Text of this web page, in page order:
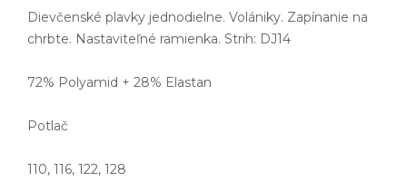
Dievčenské plavky jednodielne. Volániky. Zapínanie na
chrbte. Nastaviteľné ramienka. Strih: DJ14
72% Polyamid + 28% Elastan
Potlač
110, 116, 122, 128